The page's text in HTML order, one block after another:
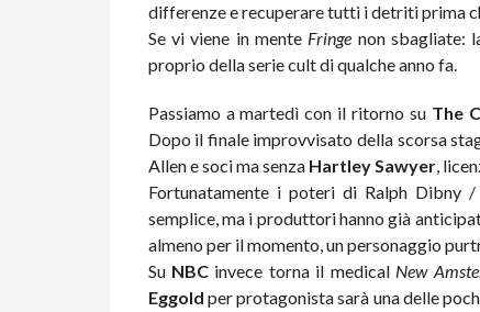
differenze e recuperare tutti i detriti prima
Se vi viene in mente Fringe non sbagliate:
proprio della serie cult di qualche anno fa.
Passiamo a martedì con il ritorno su The
Dopo il finale improvvisato della scorsa
Allen e soci ma senza Hartley Sawyer,
Fortunatamente i poteri di Ralph Dibny
semplice, ma i produttori hanno già
almeno per il momento, un personaggio
Su NBC invece torna il medical New
Eggold per protagonista sarà una delle